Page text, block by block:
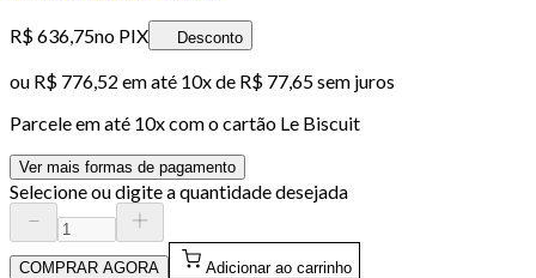
R$ 636,75no PIX Desconto
ou R$ 776,52 em até 10x de R$ 77,65 sem juros
Parcele em até 10x com o cartão Le Biscuit
Ver mais formas de pagamento
Selecione ou digite a quantidade desejada
COMPRAR AGORA Adicionar ao carrinho